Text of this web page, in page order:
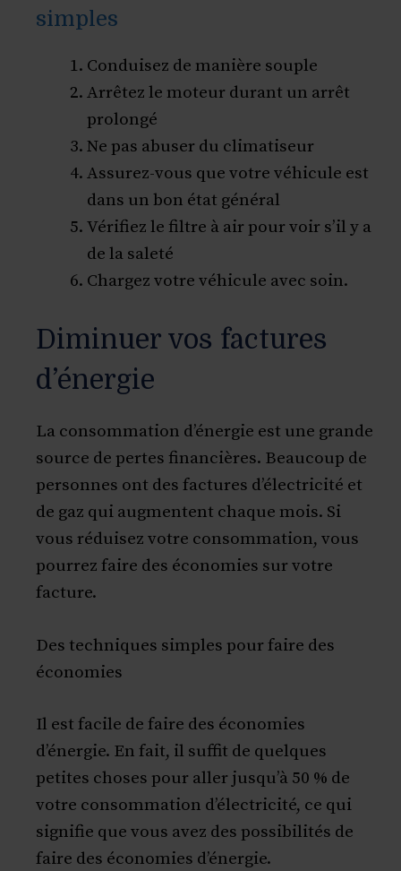
simples
Conduisez de manière souple
Arrêtez le moteur durant un arrêt
prolongé
Ne pas abuser du climatiseur
Assurez-vous que votre véhicule est
dans un bon état général
Vérifiez le filtre à air pour voir s’il y a
de la saleté
Chargez votre véhicule avec soin.
Diminuer vos factures
d’énergie
La consommation d’énergie est une grande
source de pertes financières. Beaucoup de
personnes ont des factures d’électricité et
de gaz qui augmentent chaque mois. Si
vous réduisez votre consommation, vous
pourrez faire des économies sur votre
facture.
Des techniques simples pour faire des
économies
Il est facile de faire des économies
d’énergie. En fait, il suffit de quelques
petites choses pour aller jusqu’à 50 % de
votre consommation d’électricité, ce qui
signifie que vous avez des possibilités de
faire des économies d’énergie.